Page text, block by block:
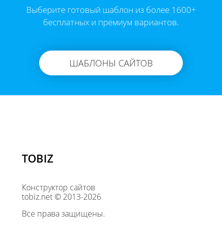
Выберите готовый шаблон из более 1600+
бесплатных и премиум вариантов.
ШАБЛОНЫ САЙТОВ
TOBIZ
Конструктор сайтов
tobiz.net © 2013-2026
Все права защищены.